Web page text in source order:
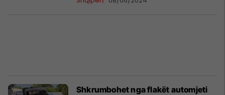
Shkrumbohet nga flakët automjeti